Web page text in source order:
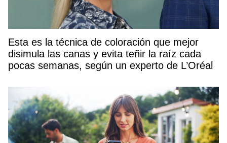
Esta es la técnica de coloración que mejor
disimula las canas y evita teñir la raíz cada
pocas semanas, según un experto de L’Oréal